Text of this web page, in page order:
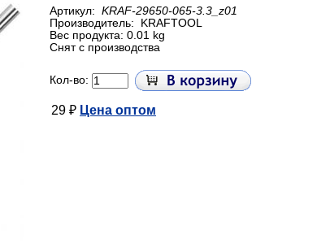
Артикул: KRAF-29650-065-3.3_z01
Производитель:
KRAFTOOL
Вес продукта: 0.01 kg
Снят с производства
Кол-во:
29 ₽ Цена оптом